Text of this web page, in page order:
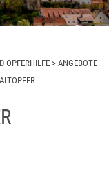
OPFERHILFE > ANGEBOTE